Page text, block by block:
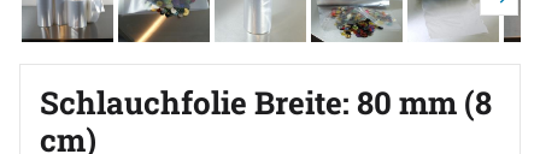
Schlauchfolie Breite: 80 mm (8
cm)